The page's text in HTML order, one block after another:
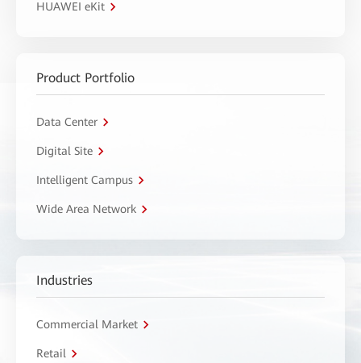
HUAWEI eKit
Product Portfolio
Data Center
Digital Site
Intelligent Campus
Wide Area Network
Industries
Commercial Market
Retail